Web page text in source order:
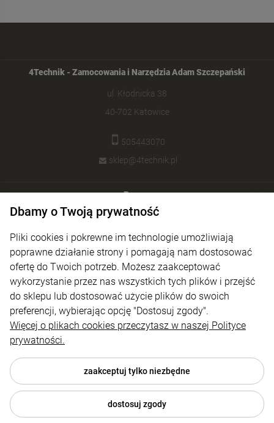
4Technik - Zamocowania i Narzędzia Adam Szczepański
ul. Kłodnicka 38
40-702 Katowice
505443070
sklep@4technik.pl
Pomoc
Płatności i dostawa
Informacje
O nas
Dbamy o Twoją prywatność
Pliki cookies i pokrewne im technologie umożliwiają
poprawne działanie strony i pomagają nam dostosować
ofertę do Twoich potrzeb. Możesz zaakceptować
wykorzystanie przez nas wszystkich tych plików i przejść
do sklepu lub dostosować użycie plików do swoich
preferencji, wybierając opcję "Dostosuj zgody".
Więcej o plikach cookies przeczytasz w naszej Polityce
prywatności.
zaakceptuj tylko niezbędne
dostosuj zgody